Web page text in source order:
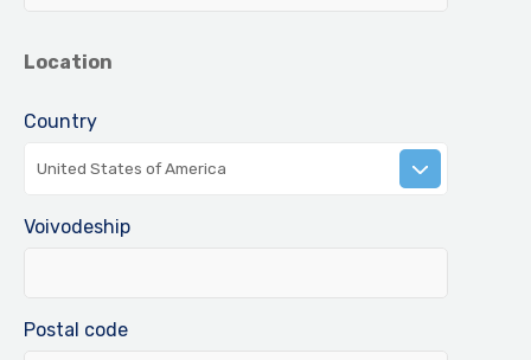
Location
Country
United States of America
Voivodeship
Postal code